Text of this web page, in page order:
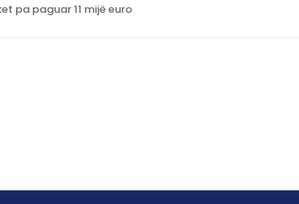
pa paguar 11 mijë euro